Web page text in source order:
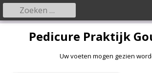
Pedicure Praktijk
Uw voeten mogen gezien
Primair
menu
Zoeken
naar: